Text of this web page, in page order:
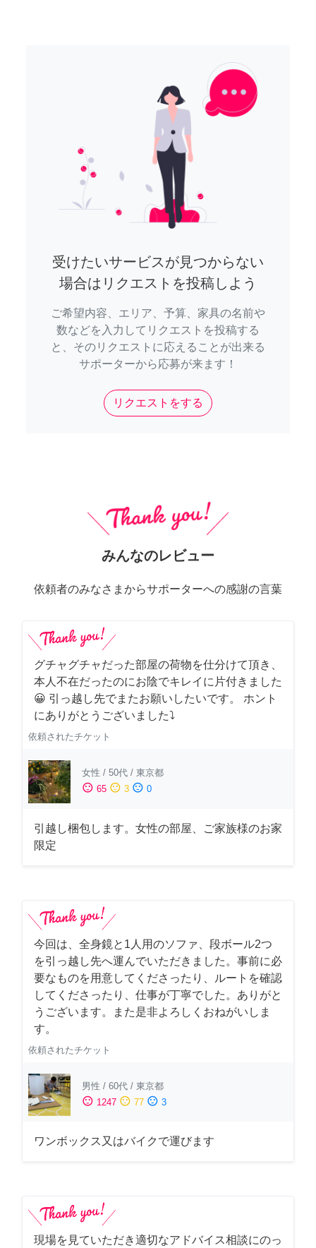
受けたいサービスが見つからない
場合はリクエストを投稿しよう
ご希望内容、エリア、予算、家具の名前や
数などを入力してリクエストを投稿する
と、そのリクエストに応えることが出来る
サポーターから応募が来ます！
リクエストをする
みんなのレビュー
依頼者のみなさまからサポーターへの感謝の言葉
グチャグチャだった部屋の荷物を仕分けて頂き、
本人不在だったのにお陰でキレイに片付きました
😀 引っ越し先でまたお願いしたいです。 ホント
にありがとうございました⤵
依頼されたチケット
女性 / 50代 / 東京都
sentiment_satisfied 65 sentiment_neutral 3 sentiment_dissatisfied 0
引越し梱包します。女性の部屋、ご家族様のお家
限定
今回は、全身鏡と1人用のソファ、段ボール2つ
を引っ越し先へ運んでいただきました。事前に必
要なものを用意してくださったり、ルートを確認
してくださったり、仕事が丁寧でした。ありがと
うございます。また是非よろしくおねがいしま
す。
依頼されたチケット
男性 / 60代 / 東京都
sentiment_satisfied 1247 sentiment_neutral 77 sentiment_dissatisfied 3
ワンボックス又はバイクで運びます
現場を見ていただき適切なアドバイス相談にのっ